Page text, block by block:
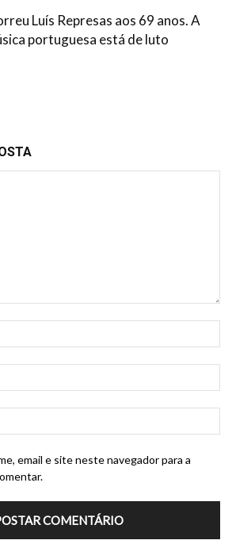
Luís Represas aos 69 anos. A
portuguesa está de luto
email e site neste navegador para a